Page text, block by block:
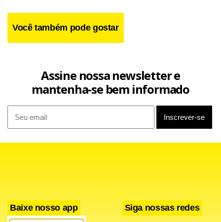
de sucesso da maioria dos casos do câncer infantil”, diz Jose
Financeiro do Graacc.
Você também pode gostar
Assine nossa newsletter e
mantenha-se bem informado
Baixe nosso app Siga nossas redes